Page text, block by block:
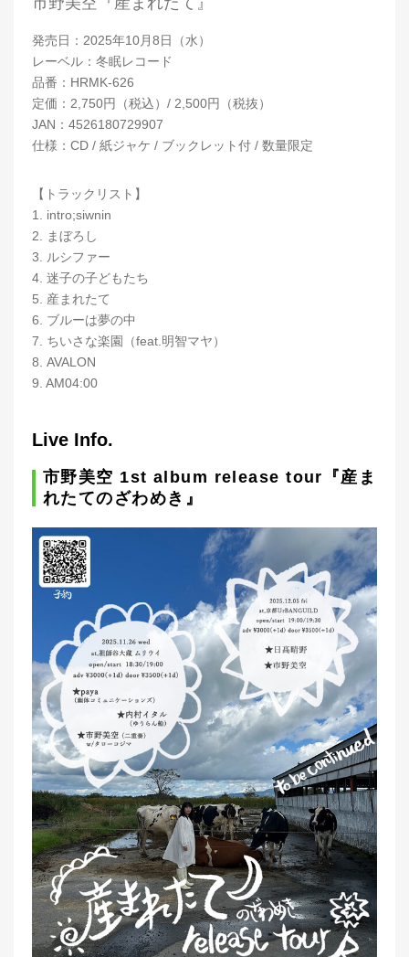
発売日：2025年10月8日（水）
レーベル：冬眠レコード
品番：HRMK-626
定価：2,750円（税込）/ 2,500円（税抜）
JAN：4526180729907
仕様：CD / 紙ジャケ / ブックレット付 / 数量限定
【トラックリスト】
1. intro;siwnin
2. まぼろし
3. ルシファー
4. 迷子の子どもたち
5. 産まれたて
6. ブルーは夢の中
7. ちいさな楽園（feat.明智マヤ）
8. AVALON
9. AM04:00
Live Info.
市野美空 1st album release tour『産ま
れたてのざわめき』